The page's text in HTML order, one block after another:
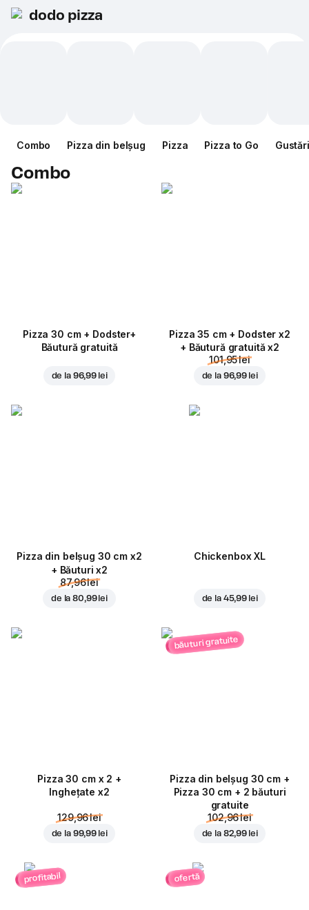
dodo pizza
Combo Pizza din belșug Pizza Pizza to Go Gustări
Combo
Pizza 30 cm + Dodster+
Băutură gratuită
de la 96,99 lei
Pizza 35 cm + Dodster x2
+ Băutură gratuită x2
101,95 lei
de la 96,99 lei
Pizza din belșug 30 cm x2
+ Băuturi x2
87,96 lei
de la80,99 lei
Chickenbox XL
de la 45,99 lei
Pizza 30 cm x 2 +
Inghețate x2
129,96 lei
de la 99,99 lei
băuturi gratuite
Pizza din belșug 30 cm +
Pizza 30 cm + 2 băuturi
gratuite
102,96 lei
de la 82,99 lei
profitabil ofertă